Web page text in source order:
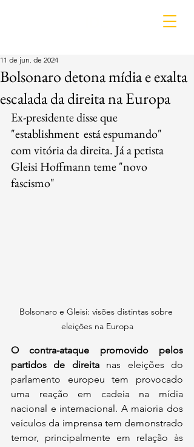
Bolsonaro detona mídia e exalta
escalada da direita na Europa
11 de jun. de 2024
Ex-presidente disse que
"establishment  está espumando"
com vitória da direita. Já a petista
Gleisi Hoffmann teme "novo
fascismo"
Bolsonaro e Gleisi: visões distintas sobre
eleições na Europa
O contra-ataque promovido pelos
partidos de direita nas eleições do
parlamento europeu tem provocado
uma reação em cadeia na mídia
nacional e internacional. A maioria dos
veículos da imprensa tem demonstrado
temor, principalmente em relação às